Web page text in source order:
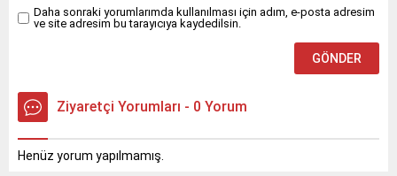
Daha sonraki yorumlarımda kullanılması için adım, e-posta adresim
ve site adresim bu tarayıcıya kaydedilsin.
Ziyaretçi Yorumları - 0 Yorum
Henüz yorum yapılmamış.